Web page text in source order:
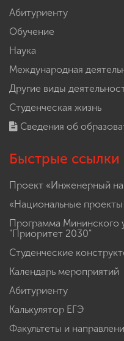
Абитуриенту
Обучение
Наука
Международная
Другие виды
Студенческая жизнь
Сведения об
Быстрые ссылки
Проект «Инженерный
«Национальные
Программа Мининского
"Приоритет 2030"
Студенческие
Календарь мероприятий
Абитуриенту
Калькулятор ЕГЭ
Факультеты и